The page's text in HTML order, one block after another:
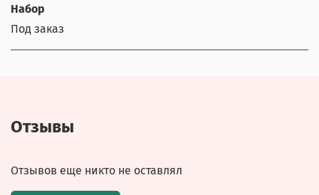
Набор
Под заказ
Отзывы
Отзывов еще никто не оставлял